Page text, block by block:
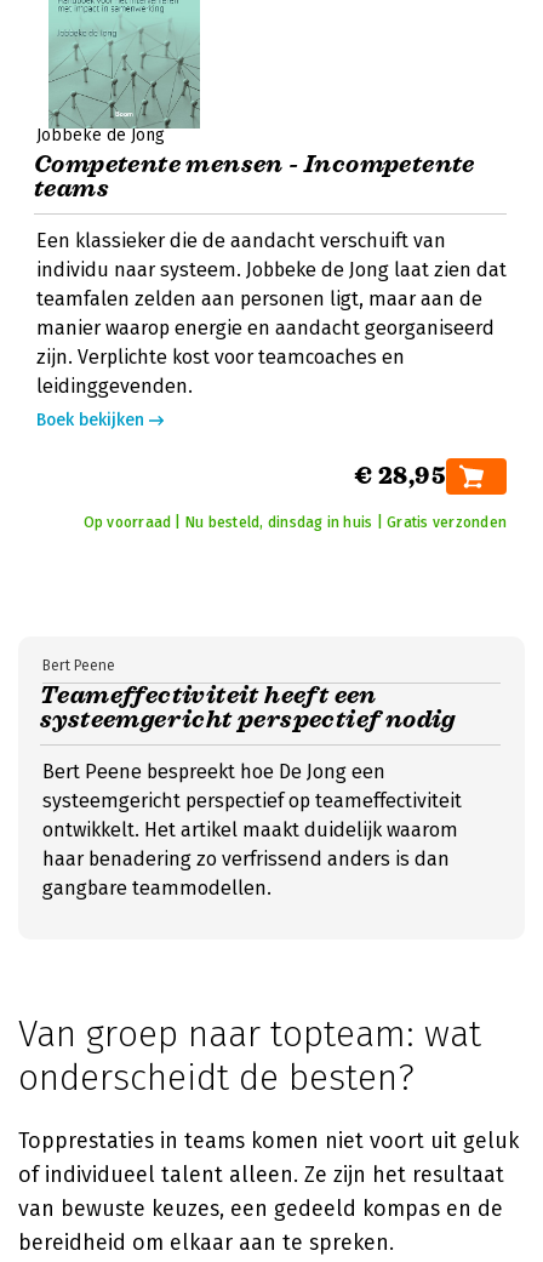
Jobbeke de Jong
Competente mensen - Incompetente
teams
Een klassieker die de aandacht verschuift van
individu naar systeem. Jobbeke de Jong laat zien dat
teamfalen zelden aan personen ligt, maar aan de
manier waarop energie en aandacht georganiseerd
zijn. Verplichte kost voor teamcoaches en
leidinggevenden.
Boek bekijken
€ 28,95
Op voorraad | Nu besteld, dinsdag in huis | Gratis verzonden
Teameffectiviteit heeft een
systeemgericht perspectief nodig
Bert Peene
Bert Peene bespreekt hoe De Jong een
systeemgericht perspectief op teameffectiviteit
ontwikkelt. Het artikel maakt duidelijk waarom
haar benadering zo verfrissend anders is dan
gangbare teammodellen.
Van groep naar topteam: wat
onderscheidt de besten?
Topprestaties in teams komen niet voort uit geluk
of individueel talent alleen. Ze zijn het resultaat
van bewuste keuzes, een gedeeld kompas en de
bereidheid om elkaar aan te spreken.